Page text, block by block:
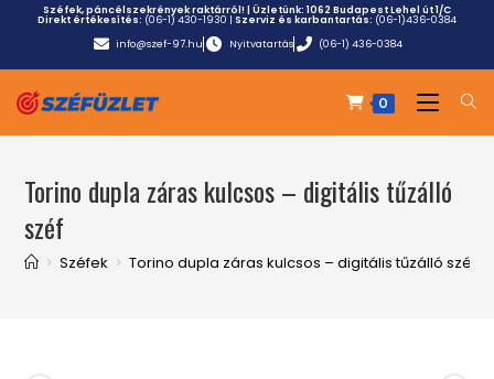
Széfek, páncélszekrények raktárról! | Üzletünk:1062 Budapest Lehel út 1/C
Direkt értékesítés: (06-1) 430-1930 | Szerviz és karbantartás: (06-1)436-0384
info@szef-97.hu
Nyitvatartás (06-1) 436-0384
0
Torino dupla záras kulcsos – digitális tűzálló
széf
> Széfek > Torino dupla záras kulcsos – digitális tűzálló széf